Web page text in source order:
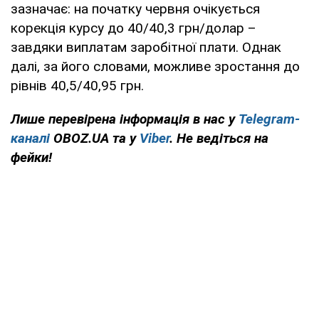
зазначає: на початку червня очікується
корекція курсу до 40/40,3 грн/долар –
завдяки виплатам заробітної плати. Однак
далі, за його словами, можливе зростання до
рівнів 40,5/40,95 грн.
Лише перевірена інформація в нас у Telegram-
каналі OBOZ.UA та у Viber. Не ведіться на
фейки!